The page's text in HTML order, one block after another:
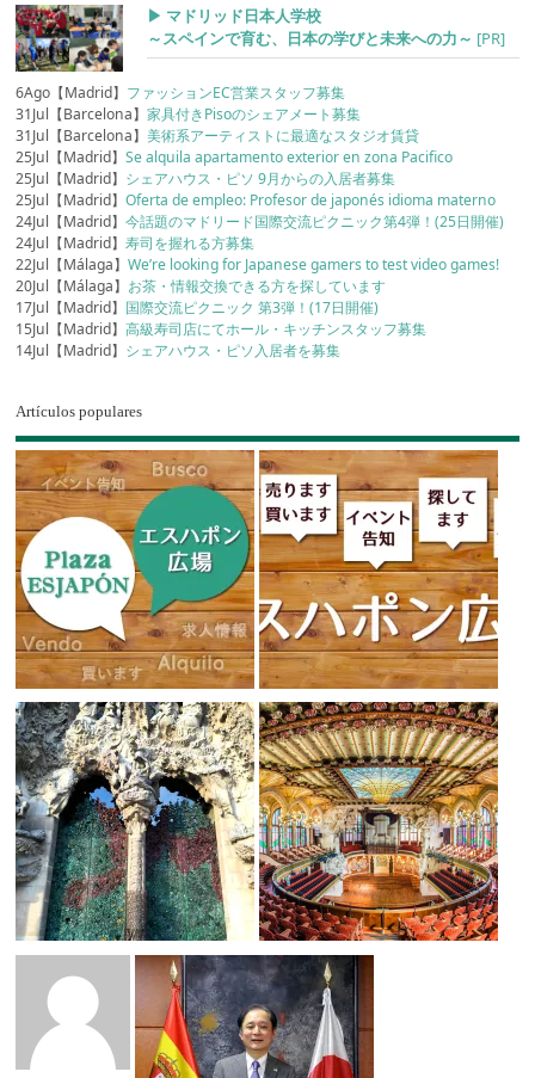
▶︎ マドリッド日本人学校
～スペインで育む、日本の学びと未来への力～ [PR]
6Ago【Madrid】 ファッションEC営業スタッフ募集
31Jul【Barcelona】家具付きPisoのシェアメート募集
31Jul【Barcelona】美術系アーティストに最適なスタジオ賃貸
25Jul【Madrid】Se alquila apartamento exterior en zona Pacifico
25Jul【Madrid】 シェアハウス・ピソ 9月からの入居者募集
25Jul【Madrid】Oferta de empleo: Profesor de japonés idioma materno
24Jul【Madrid】今話題のマドリード国際交流ピクニック第4弾！(25日開催)
24Jul【Madrid】寿司を握れる方募集
22Jul【Málaga】We’re looking for Japanese gamers to test video games!
20Jul【Málaga】 お茶・情報交換できる方を探しています
17Jul【Madrid】 国際交流ピクニック 第3弾！(17日開催)
15Jul【Madrid】高級寿司店にてホール・キッチンスタッフ募集
14Jul【Madrid】 シェアハウス・ピソ入居者を募集
Artículos populares